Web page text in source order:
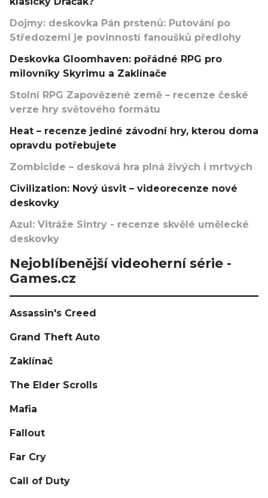
Dojmy: deskovka Pán prstenů: Putování po
Středozemi je povinností fanoušků předlohy
Deskovka Gloomhaven: pořádné RPG pro
milovníky Skyrimu a Zaklínače
Stolní RPG Zapovězené země – recenze české
verze hry světového formátu
Heat – recenze jediné závodní hry, kterou doma
opravdu potřebujete
Zombicide – desková hra plná živých i mrtvých
Civilization: Nový úsvit – videorecenze nové
deskovky
Azul: Vitráže Sintry - recenze skvělé umělecké
deskovky
Nejoblíbenější videoherní série -
Games.cz
Assassin's Creed
Grand Theft Auto
Zaklínač
The Elder Scrolls
Mafia
Fallout
Far Cry
Call of Duty